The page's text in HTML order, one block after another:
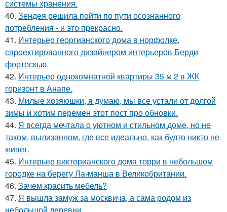
системы хранения.
40. Зендея решила пойти по пути осознанного
потребления - и это прекрасно.
41. Интерьер георгианского дома в норфолке,
спроектированного дизайнером интерьеров Берди
фортескью.
42. Интерьер однокомнатной квартиры 35 м 2 в ЖК
горизонт в Анапе.
43. Милые хозяюшки, я думаю, мы все устали от долгой
зимы и хотим перемен этот пост про обновки.
44. Я всегда мечтала о уютном и стильном доме, но не
таком, вылизанном, где все идеально, как будто никто не
живет.
45. Интерьер викторианского дома торри в небольшом
городке на берегу Ла-манша в Великобритании.
46. Зачем красить мебель?
47. Я вышла замуж за москвича, а сама родом из